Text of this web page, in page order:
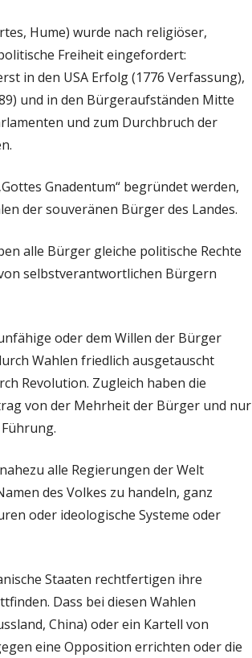
Hume) wurde nach religiöser,
Freiheit eingefordert:
in den USA Erfolg (1776 Verfassung),
und in den Bürgeraufständen Mitte
und zum Durchbruch der
Gnadentum“ begründet werden,
der souveränen Bürger des Landes.
alle Bürger gleiche politische Rechte
selbstverantwortlichen Bürgern
oder dem Willen der Bürger
Wahlen friedlich ausgetauscht
Revolution. Zugleich haben die
von der Mehrheit der Bürger und nur
alle Regierungen der Welt
des Volkes zu handeln, ganz
oder ideologische Systeme oder
Staaten rechtfertigen ihre
Dass bei diesen Wahlen
China) oder ein Kartell von
eine Opposition errichten oder die